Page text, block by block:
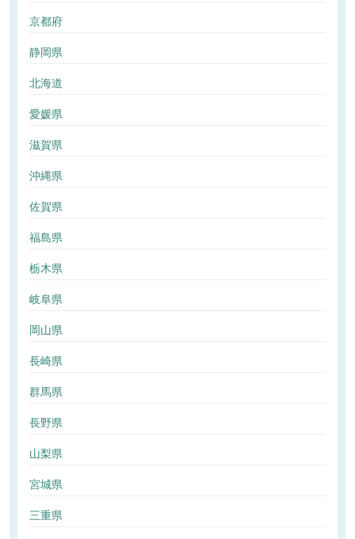
京都府
静岡県
北海道
愛媛県
滋賀県
沖縄県
佐賀県
福島県
栃木県
岐阜県
岡山県
長崎県
群馬県
長野県
山梨県
宮城県
三重県